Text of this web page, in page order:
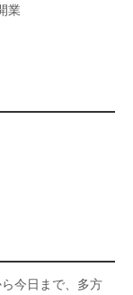
業
今日まで、多方